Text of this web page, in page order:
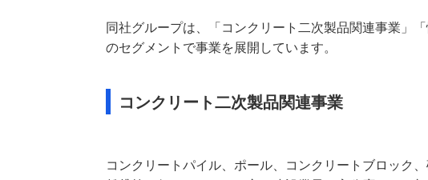
同社グループは、「コンクリート二次製品関連事業」
のセグメントで事業を展開しています。
コンクリート二次製品関連事業
コンクリートパイル、ポール、コンクリートブロック